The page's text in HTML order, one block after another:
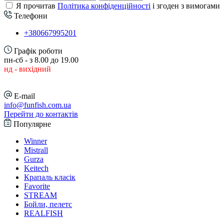
Я прочитав Політика конфіденційності і згоден з вимогами
Телефони
+380667995201
Графік роботи
пн-сб - з 8.00 до 19.00
нд - вихідний
E-mail
info@funfish.com.ua
Перейти до контактів
Популярне
Winner
Mistrall
Gurza
Keitech
Крапаль класік
Favorite
STREAM
Бойли, пелетс
REALFISH